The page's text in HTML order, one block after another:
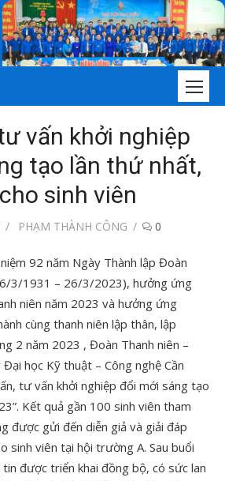
vấn khởi nghiệp
tạo lần thứ nhất,
sinh viên
Tác
PHẠM THÀNH CÔNG 0
92 năm Ngày Thành lập Đoàn
3/1931 – 26/3/2023), hưởng ứng
niên năm 2023 và hưởng ứng
cùng thanh niên lập thân, lập
2 năm 2023 , Đoàn Thanh niên –
học Kỹ thuật – Công nghệ Cần
tư vấn khởi nghiệp đổi mới sáng tạo
Kết quả gần 100 sinh viên tham
được gửi đến diễn giả và giải đáp
sinh viên tại hội trường A. Sau buổi
được triển khai đồng bộ, có sức lan